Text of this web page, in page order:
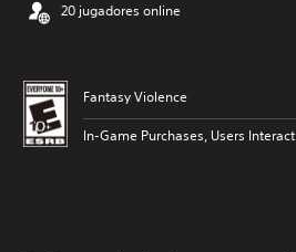
20 jugadores online
Fantasy Violence
In-Game Purchases, Users Interact